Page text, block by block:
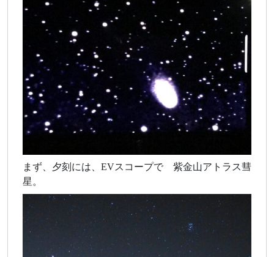
まず、夕刻には、EVスコープで 紫金山アトラス彗
星。